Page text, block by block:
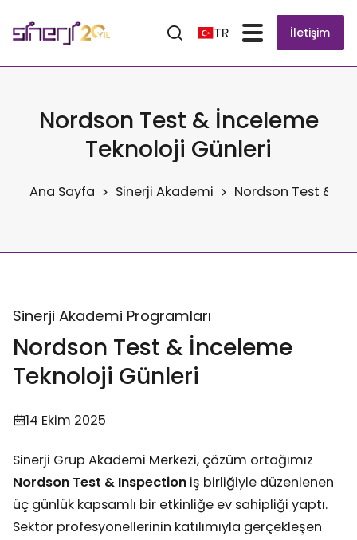
TR İletişim
Nordson Test & İnceleme
Teknoloji Günleri
Ana Sayfa Sinerji Akademi Nordson Test &
Sinerji Akademi Programları
Nordson Test & İnceleme
Teknoloji Günleri
14 Ekim 2025
Sinerji Grup Akademi Merkezi, çözüm ortağımız
Nordson Test & Inspection iş birliğiyle düzenlenen
üç günlük kapsamlı bir etkinliğe ev sahipliği yaptı.
Sektör profesyonellerinin katılımıyla gerçekleşen